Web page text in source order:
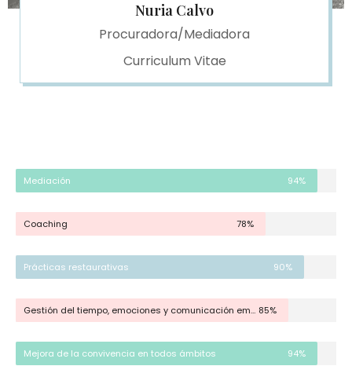
Nuria Calvo
Procuradora/Mediadora
Curriculum Vitae
Mediación 94%
Coaching 78%
Prácticas restaurativas 90%
Gestión del tiempo, emociones y comunicación empática 85%
Mejora de la convivencia en todos ámbitos 94%